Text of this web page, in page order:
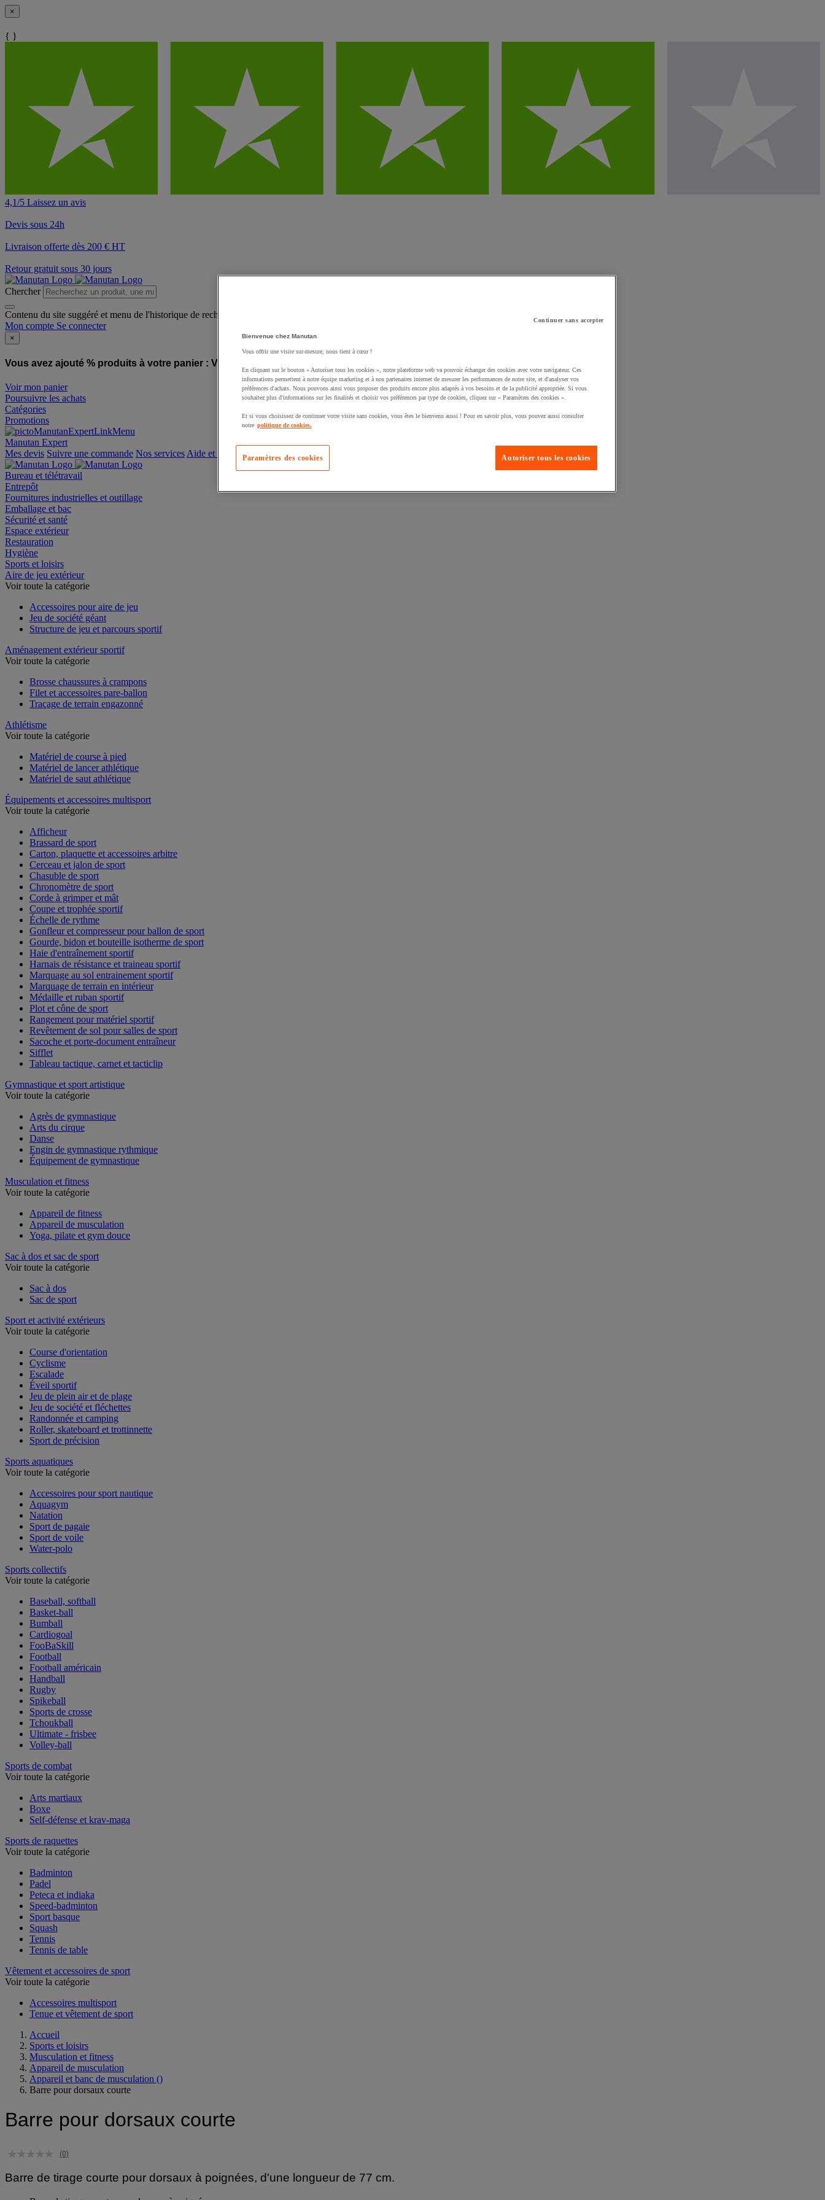
×
{ }
4,1/5 Laissez un avis
Devis sous 24h
Livraison offerte dès 200 € HT
Retour gratuit sous 30 jours
Chercher
Contenu du site suggéré et menu de l'historique de recherche
Mon compte Se connecter
×
Vous avez ajouté % produits à votre panier : Vous avez ajouté un produit à votre panier :
Voir mon panier
Poursuivre les achats
Catégories
Promotions
Manutan Expert
offre reconditionnée
Mes devis Suivre une commande Nos services Aide et contact
Bureau et télétravail
Entrepôt
Fournitures industrielles et outillage
Emballage et bac
Sécurité et santé
Espace extérieur
Restauration
Hygiène
Sports et loisirs
Aire de jeu extérieur
Accessoires pour aire de jeu
Jeu de société géant
Aménagement extérieur sportif
Brosse chaussures à crampons
Filet et accessoires pare-ballon
Athlétisme
Matériel de course à pied
Matériel de lancer athlétique
Équipements et accessoires multisport
Afficheur
Brassard de sport
Carton, plaquette et accessoires arbitre
Cerceau et jalon de sport
Chasuble de sport
Chronomètre de sport
Corde à grimper et mât
Coupe et trophée sportif
Échelle de rythme
Gonfleur et compresseur pour ballon de sport
Gourde, bidon et bouteille isotherme de sport
Haie d'entraînement sportif
Harnais de résistance et traineau sportif
Marquage au sol entrainement sportif
Marquage de terrain en intérieur
Médaille et ruban sportif
Plot et cône de sport
Rangement pour matériel sportif
Revêtement de sol pour salles de sport
Sacoche et porte-document entraîneur
Sifflet
Gymnastique et sport artistique
Agrès de gymnastique
Arts du cirque
Danse
Engin de gymnastique rythmique
Musculation et fitness
Appareil de fitness
Appareil de musculation
Sac à dos et sac de sport
Sac à dos
Sport et activité extérieurs
Course d'orientation
Cyclisme
Escalade
Éveil sportif
Jeu de plein air et de plage
Jeu de société et fléchettes
Randonnée et camping
Roller, skateboard et trottinnette
Sports aquatiques
Accessoires pour sport nautique
Aquagym
Natation
Sport de pagaie
Sport de voile
Sports collectifs
Baseball, softball
Basket-ball
Bumball
Cardiogoal
FooBaSkill
Football
Football américain
Handball
Rugby
Spikeball
Sports de crosse
Tchoukball
Ultimate - frisbee
Sports de combat
Arts martiaux
Boxe
Sports de raquettes
Badminton
Padel
Peteca et indiaka
Speed-badminton
Sport basque
Squash
Tennis
Vêtement et accessoires de sport
Accessoires multisport
Accueil
Sports et loisirs
Musculation et fitness
Appareil de musculation
Appareil et banc de musculation
Barre pour dorsaux courte
Barre de tirage courte pour dorsaux à poignées, d'une longueur de 77 cm.
Continuer sans accepter
Bienvenue chez Manutan
Vous offrir une visite sur-mesure, nous tient à cœur !
En cliquant sur le bouton « Autoriser tous les cookies », notre plateforme web va pouvoir échanger des cookies avec votre navigateur. Ces
informations permettent à notre équipe marketing et à nos partenaires internet de mesurer les performances de notre site, et d'analyser vos
préférences d'achats. Nous pouvons ainsi vous proposer des produits encore plus adaptés à vos besoins et de la publicité appropriée. Si vous
souhaitez plus d'informations sur les finalités et choisir vos préférences par type de cookies, cliquez sur « Paramètres des cookies ».
Et si vous choisissez de continuer votre visite sans cookies, vous êtes le bienvenu aussi ! Pour en savoir plus, vous pouvez aussi consulter
notre politique de cookies.
Autoriser tous les cookies
Paramètres des cookies